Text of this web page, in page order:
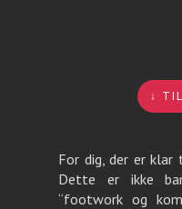
↓
For dig, der er
Dette er ikke
“footwork og